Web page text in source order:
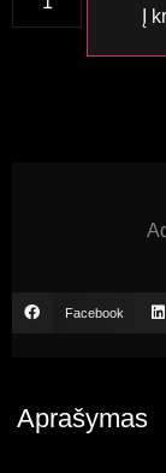
Į
Facebook
Aprašymas